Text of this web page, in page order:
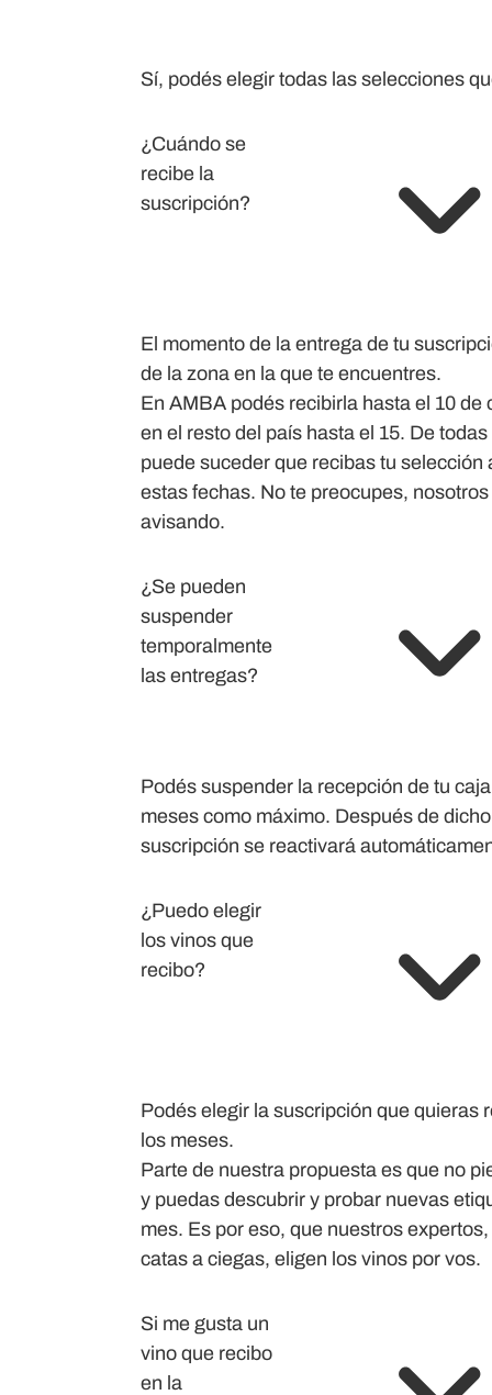
Sí, podés elegir todas las selecciones
¿Cuándo se
recibe la
suscripción?
El momento de la entrega de tu
de la zona en la que te encuentres.
En AMBA podés recibirla hasta el 10 de
en el resto del país hasta el 15. De
puede suceder que recibas tu selección
estas fechas. No te preocupes,
avisando.
¿Se pueden
suspender
temporalmente
las entregas?
Podés suspender la recepción de tu
meses como máximo. Después de
suscripción se reactivará
¿Puedo elegir
los vinos que
recibo?
Podés elegir la suscripción que quieras
los meses.
Parte de nuestra propuesta es que no
y puedas descubrir y probar nuevas
mes. Es por eso, que nuestros
catas a ciegas, eligen los vinos por vos.
Si me gusta un
vino que recibo
en la